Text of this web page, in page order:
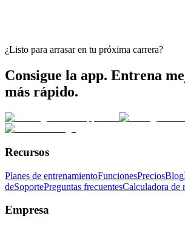
¿Listo para arrasar en tu próxima carrera?
Consigue la app. Entrena
más rápido.
Recursos
Planes de entrenamientoFuncionesPreciosBlog
deSoportePreguntas frecuentesCalculadora de
Empresa